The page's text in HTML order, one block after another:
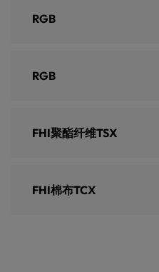
RGB
RGB
FHI聚酯纤维TSX
FHI棉布TCX